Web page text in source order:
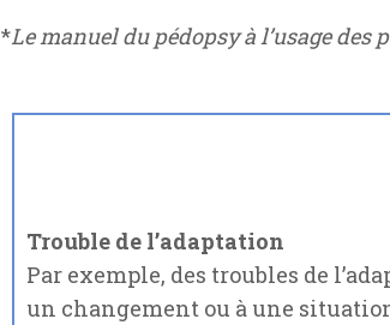
*Le manuel du pédopsy à l’usage des
Trouble de l’adaptation
Par exemple, des troubles de
un changement ou à une